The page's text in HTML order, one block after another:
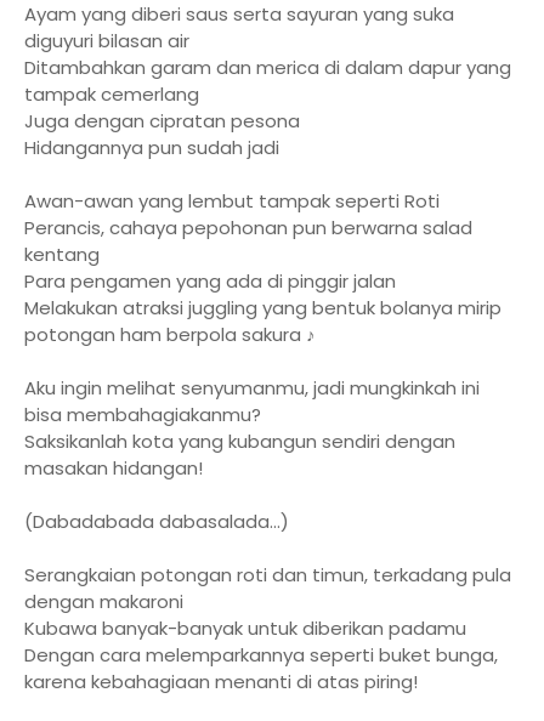
Ayam yang diberi saus serta sayuran yang suka
diguyuri bilasan air
Ditambahkan garam dan merica di dalam dapur yang
tampak cemerlang
Juga dengan cipratan pesona
Hidangannya pun sudah jadi
Awan-awan yang lembut tampak seperti Roti
Perancis, cahaya pepohonan pun berwarna salad
kentang
Para pengamen yang ada di pinggir jalan
Melakukan atraksi juggling yang bentuk bolanya mirip
potongan ham berpola sakura ♪
Aku ingin melihat senyumanmu, jadi mungkinkah ini
bisa membahagiakanmu?
Saksikanlah kota yang kubangun sendiri dengan
masakan hidangan!
(Dabadabada dabasalada...)
Serangkaian potongan roti dan timun, terkadang pula
dengan makaroni
Kubawa banyak-banyak untuk diberikan padamu
Dengan cara melemparkannya seperti buket bunga,
karena kebahagiaan menanti di atas piring!